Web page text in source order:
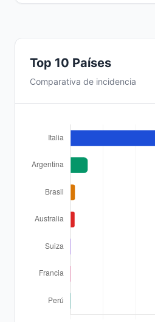
Top 10 Países
Comparativa de incidencia